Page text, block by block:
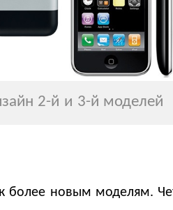
2-й и 3-й моделей
более новым моделям.